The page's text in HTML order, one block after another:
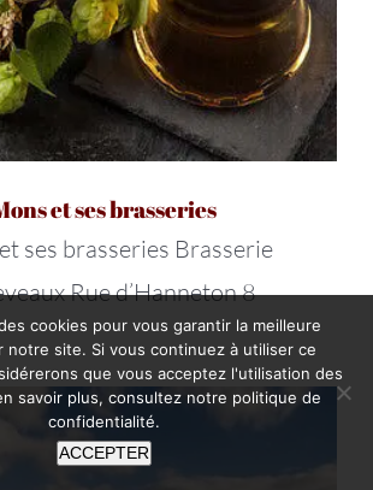
et ses brasseries
ses brasseries Brasserie
Rue d’Hanneton 8
cookies pour vous garantir la meilleure
notre site. Si vous continuez à utiliser ce
que vous acceptez l'utilisation des
savoir plus, consultez notre politique de
confidentialité.
ACCEPTER